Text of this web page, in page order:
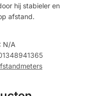
hij stabieler en
afstand.
N/A